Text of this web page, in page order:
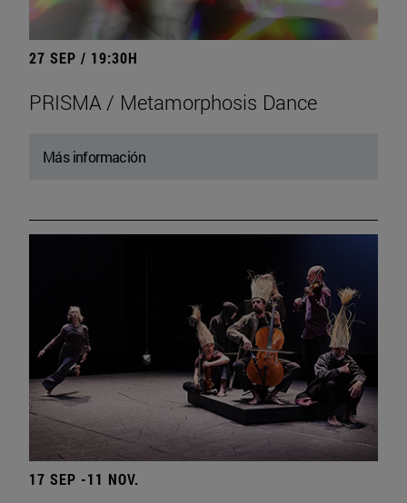
27 SEP / 19:30H
PRISMA / Metamorphosis Dance
Más información
17 SEP -11 NOV.